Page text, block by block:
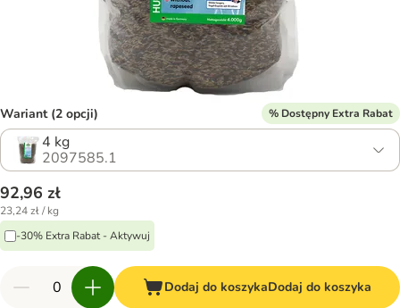
Wariant (2 opcji) % Dostępny Extra Rabat
4 kg
2097585.1
92,96 zł
23,24 zł / kg
-30% Extra Rabat - Aktywuj
Dodaj do koszykaDodaj do koszyka